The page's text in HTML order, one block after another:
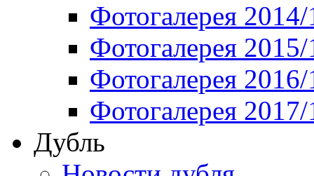
Фотогалерея
Фотогалерея
Фотогалерея
Фотогалерея
Дубль